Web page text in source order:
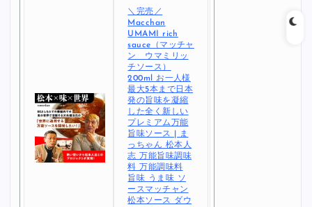
＼完売／
Macchan
UMAMI rich
sauce（マッチャ
ン ウマミリッ
チソース）
200ml お一人様
最大5本まで日本
発の旨味を凝縮
した全く新しい
プレミアム万能
旨味ソース | ま
っちゃん 松本人
志 万能旨味調味
料 万能調味料
旨味 うま味 ソ
ースマッチャン
松本ソース ダウ